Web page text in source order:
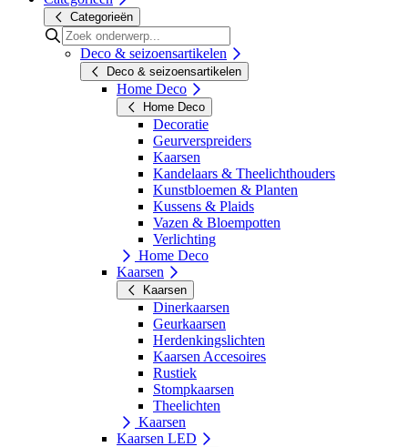
Categorieën
Deco & seizoensartikelen
Deco & seizoensartikelen
Home Deco
Home Deco
Decoratie
Geurverspreiders
Kaarsen
Kandelaars & Theelichthouders
Kunstbloemen & Planten
Kussens & Plaids
Vazen & Bloempotten
Verlichting
Home Deco
Kaarsen
Kaarsen
Dinerkaarsen
Geurkaarsen
Herdenkingslichten
Kaarsen Accesoires
Rustiek
Stompkaarsen
Theelichten
Kaarsen
Kaarsen LED